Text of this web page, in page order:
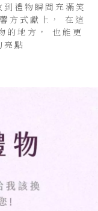
禮物瞬間充滿笑
方式獻上， 在這
的地方， 也能更
亮點